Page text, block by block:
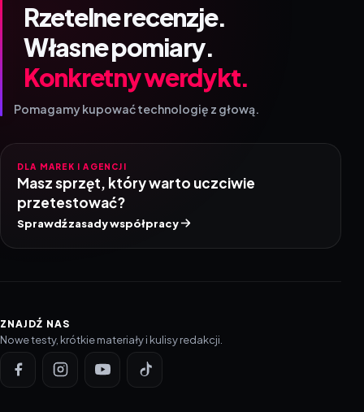
Rzetelne recenzje.
Własne pomiary.
Konkretny werdykt.
Pomagamy kupować technologię z głową.
DLA MAREK I AGENCJI
Masz sprzęt, który warto uczciwie
przetestować?
Sprawdź zasady współpracy
ZNAJDŹ NAS
Nowe testy, krótkie materiały i kulisy redakcji.